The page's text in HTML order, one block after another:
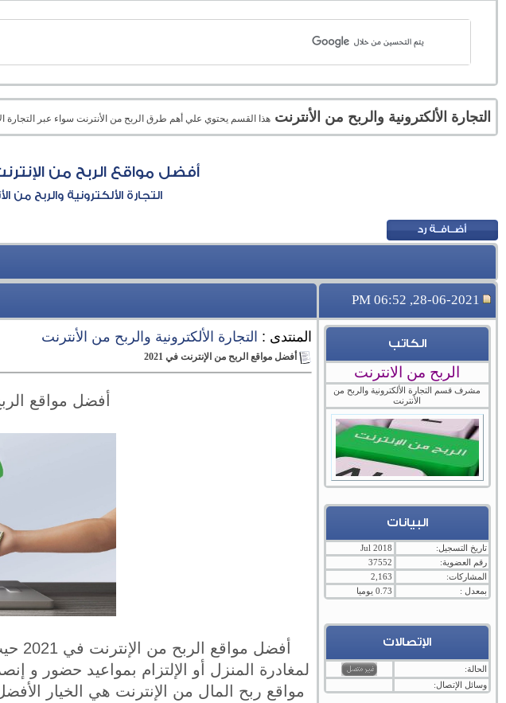
التجارة الألكترونية والربح من الأنترنت هذا القسم يحتوي علي أهم طرق الربح من الأنترنت سواء عبر التجارة
أفضل مواقع الربح من الإنترنت
التجارة الألكترونية والربح من
28-06-2021, 06:52 PM
الكاتب
الربح من الانترنت
مشرف قسم التجارة الألكترونية والربح من
الأنترنت
البيانات
تاريخ التسجيل:
Jul 2018
رقم العضوية:
37552
المشاركات:
2,163
بمعدل :
0.73 يوميا
الإتصالات
الحالة:
وسائل الإتصال:
المنتدى : التجارة الألكترونية والربح من الأنترنت
أفضل مواقع الربح من الإنترنت في 2021
أفضل مواقع
لمغادرة المنزل أو الإلتزام بمواعيد حضور و
مواقع ربح المال من الإنترنت هي الخيار